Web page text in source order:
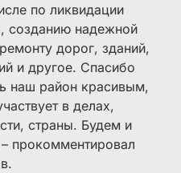
по ликвидации
созданию надежной
дорог, зданий,
и другое. Спасибо
наш район красивым,
в делах,
страны. Будем и
прокомментировал